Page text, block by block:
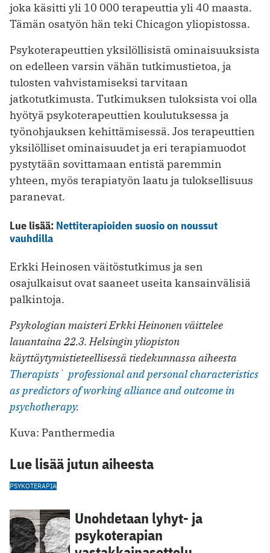
joka käsitti yli 10 000 terapeuttia yli 40 maasta.
Tämän osatyön hän teki Chicagon yliopistossa.
Psykoterapeuttien yksilöllisistä ominaisuuksista
on edelleen varsin vähän tutkimustietoa, ja
tulosten vahvistamiseksi tarvitaan
jatkotutkimusta. Tutkimuksen tuloksista voi olla
hyötyä psykoterapeuttien koulutuksessa ja
työnohjauksen kehittämisessä. Jos terapeuttien
yksilölliset ominaisuudet ja eri terapiamuodot
pystytään sovittamaan entistä paremmin
yhteen, myös terapiatyön laatu ja tuloksellisuus
paranevat.
Lue lisää: Nettiterapioiden suosio on noussut
vauhdilla
Erkki Heinosen väitöstutkimus ja sen
osajulkaisut ovat saaneet useita kansainvälisiä
palkintoja.
Psykologian maisteri Erkki Heinonen väittelee
lauantaina 22.3. Helsingin yliopiston
käyttäytymistieteellisessä tiedekunnassa aiheesta
Therapists` professional and personal characteristics
as predictors of working alliance and outcome in
psychotherapy.
Kuva: Panthermedia
Lue lisää jutun aiheesta
PSYKOTERAPIA
Unohdetaan lyhyt- ja
psykoterapian